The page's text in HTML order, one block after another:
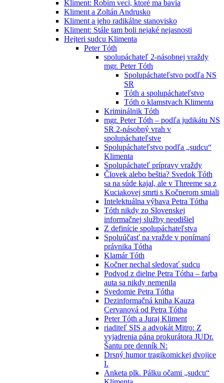
Kliment: Robím veci, ktoré ma bavia
Kliment a Zoltán Andrusko
Kliment a jeho radikálne stanovisko
Kliment: Stále tam boli nejaké nejasnosti
Hejteri sudcu Klimenta
Peter Tóth
spolupáchateľ 2-násobnej vraždy
mgr. Peter Tóth
Spolupáchateľstvo podľa NS
SR
Tóth a spolupáchateľstvo
Tóth o klamstvach Klimenta
Kriminálnik Tóth
mgr. Peter Tóth – podľa judikátu NS
SR 2-násobný vrah v
spolupáchateľstve
Spolupáchateľstvo podľa „sudcu“
Klimenta
Spolupáchateľ prípravy vraždy
Človek alebo beštia? Svedok Tóth
sa na súde kajal, ale v Threeme sa z
Kuciakovej smrti s Kočnerom smiali
Intelektuálna výbava Petra Tótha
Tóth nikdy zo Slovenskej
informačnej služby neodišiel
Z definície spolupáchateľstva
Spoluúčasť na vražde v ponímaní
právnika Tótha
Klamár Tóth
Kočner nechal sledovať sudcu
Podvod z dielne Petra Tótha – farba
auta sa nikdy nemenila
Svedomie Petra Tótha
Dezinformačná kniha Kauza
Cervanová od Petra Tótha
Peter Tóth a Juraj Kliment
riaditeľ SIS a advokát Mitro: Z
vyjadrenia pána prokurátora JUDr.
Šantu pre denník N:
Drsný humor tragikomickej dvojice
I.
Anketa plk. Pálku očami „sudcu“